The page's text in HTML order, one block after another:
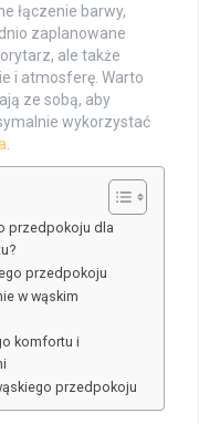
łączenie barwy,
zaplanowane
ale także
i atmosferę. Warto
ze sobą, aby
wykorzystać
przedpokoju dla
przedpokoju
w wąskim
komfortu i
przedpokoju